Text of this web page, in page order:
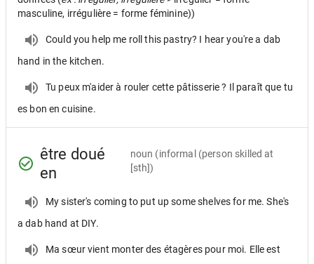
masculine, irrégulière = forme féminine))
Could you help me roll this pastry? I hear you're a dab
hand in the kitchen.
Tu peux m'aider à rouler cette pâtisserie ? Il paraît que tu
es bon en cuisine.
être doué
en
noun (informal (person skilled at
[sth])
My sister's coming to put up some shelves for me. She's
a dab hand at DIY.
Ma sœur vient monter des étagères pour moi. Elle est